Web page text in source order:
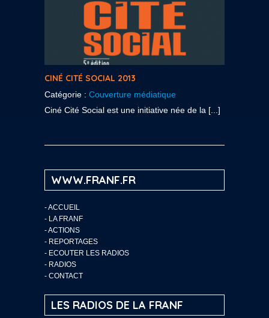
CINÉ CITÉ SOCIAL 2013
Catégorie : Couverture médiatique
Ciné Cité Social est une initiative née de la [...]
WWW.FRANF.FR
-ACCUEIL
- LA FRANF
-ACTIONS
- REPORTAGES
- ECOUTER LES RADIOS
- RADIOS
- CONTACT
LES RADIOS DE LA FRANF